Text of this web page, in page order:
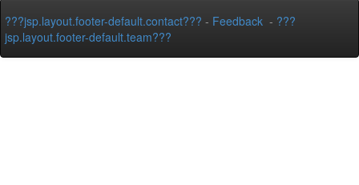
???jsp.layout.footer-default.contact??? - Feedback - ???
jsp.layout.footer-default.team???